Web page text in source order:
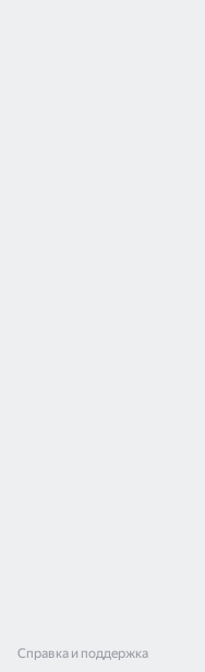
Справка и поддержка